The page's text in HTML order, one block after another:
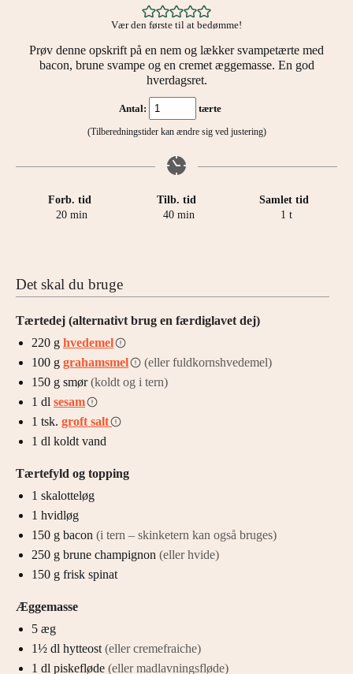
Vær den første til at bedømme!
Prøv denne opskrift på en nem og lækker svampetærte med
bacon, brune svampe og en cremet æggemasse. En god
hverdagsret.
Antal: tærte
(Tilberedningstider kan ændre sig ved justering)
Forb. tid
20minutter
min
Tilb. tid
40minutter
min
Samlet tid
1 time
t
Det skal du bruge
Tærtedej (alternativt brug en færdiglavet dej)
220 g hvedemel
100 g grahamsmel
(eller fuldkornshvedemel)
150 g smør (koldt og i tern)
1 dl sesam
1 tsk. groft salt
1 dl koldt vand
Tærtefyld og topping
1 skalotteløg
1 hvidløg
150 g bacon (i tern – skinketern kan også bruges)
250 g brune champignon (eller hvide)
150 g frisk spinat
Æggemasse
5 æg
1½ dl hytteost (eller cremefraiche)
1 dl piskefløde (eller madlavningsfløde)